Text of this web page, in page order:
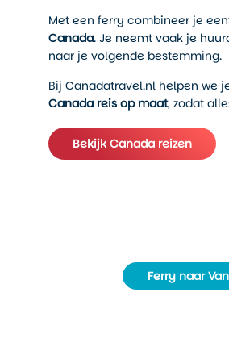
Met een ferry combineer je
Canada. Je neemt vaak je
naar je volgende bestemming.
Bij Canadatravel.nl helpen we
Canada reis op maat, zodat
Bekijk Canada reizen
Ferry naar